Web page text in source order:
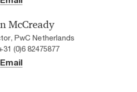
McCready
PwC Netherlands
(0)6 82475877
Email